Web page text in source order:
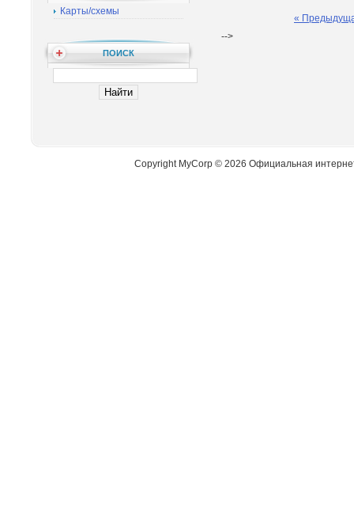
Карты/схемы
ПОИСК
«
-->
Copyright MyCorp © 2026 Официальная